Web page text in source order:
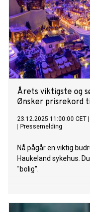
Årets viktigste og
Ønsker prisrekord
23.12.2025 11:00:00 CET
Pressemelding
Nå pågår en viktig
Haukeland sykehus.
"bolig".